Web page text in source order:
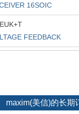
16SOIC
FEEDBACK
maxim(美信)的长期